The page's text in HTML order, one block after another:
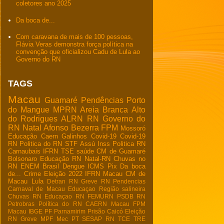
coletores ano 2025
Da boca de...
Com caravana de mais de 100 pessoas,
Flávia Veras demonstra força política na
convenção que oficializou Cadu de Lula ao
Governo do RN
TAGS
Macau Guamaré Pendências Porto
do Mangue MPRN Areia Branca Alto
do Rodrigues ALRN RN
Governo do
RN Natal Afonso Bezerra FPM Mossoró
Educação Caern Galinhos Covid-19 Covid-19
RN Politica do RN STF Assú Inss Politica RN
Carnaubais
IFRN TSE saúde CM de Guamaré
Bolsonaro Educação RN Natal-RN Chuvas no
RN
ENEM Brasil Dengue ICMS Pix Da boca
de...
Crime Eleição 2022 IFRN Macau CM de
Macau
Lula Detran RN Greve RN
Pendencias
Carnaval de Macau
Educaçao
Região salineira
Chuvas RN
Educaçao RN FEMURN
PSDB RN
Petrobras
Política do RN CAERN Macau
FPM
Macau IBGE PF Parnamirim Prisão Caicó Eleição
RN
Greve MPF Mec PT SESAP RN TCE TRE